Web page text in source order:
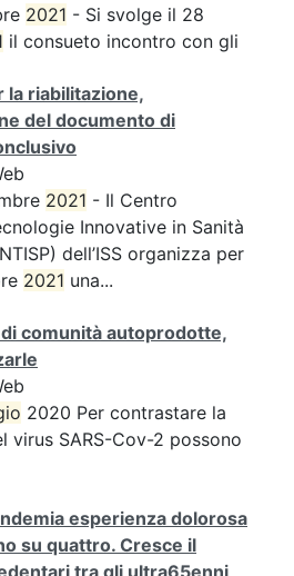
2021 - Si svolge il 28
il consueto incontro con gli
la riabilitazione,
del documento di
2021 - Il Centro
Innovative in Sanità
dell’ISS organizza per
2021 una...
comunità autoprodotte,
2020 Per contrastare la
virus SARS-Cov-2 possono
esperienza dolorosa
su quattro. Cresce il
tra gli ultra65enni